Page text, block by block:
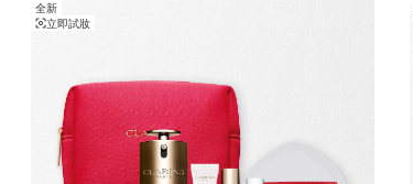
全新
立即試妝